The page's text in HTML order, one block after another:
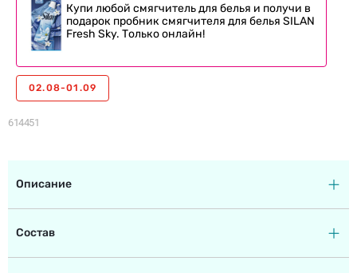
614451
Купи любой смягчитель для белья и получи в
подарок пробник смягчителя для белья SILAN
Fresh Sky. Только онлайн!
02.08-01.09
Описание
Состав